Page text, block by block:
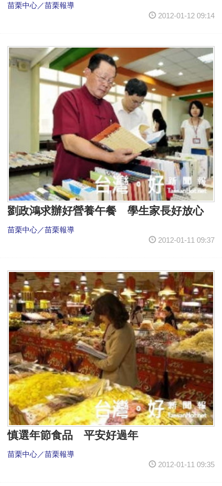
苗栗中心／苗栗報導
2012-01-12 09:14
劉政鴻求辦好營養午餐 學生家長好放心
苗栗中心／苗栗報導
2012-01-11 09:37
慎選年節食品 平安好過年
苗栗中心／苗栗報導
2012-01-11 09:35